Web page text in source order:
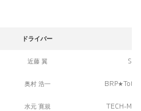
ドライバー
近藤 翼
奥村 浩一 BRP★Toto
水元 寛規 TECH-M